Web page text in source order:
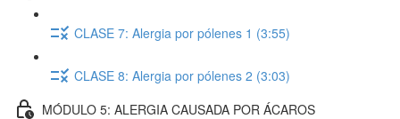
CLASE 7: Alergia por pólenes 1 (3:55)
CLASE 8: Alergia por pólenes 2 (3:03)
MÓDULO 5: ALERGIA CAUSADA POR ÁCAROS